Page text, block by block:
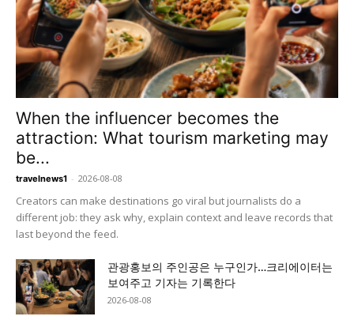
When the influencer becomes the
attraction: What tourism marketing may
be...
travelnews1 - 2026-08-08
Creators can make destinations go viral but journalists do a
different job: they ask why, explain context and leave records that
last beyond the feed.
관광홍보의 주인공은 누구인가…크리에이터는
보여주고 기자는 기록한다
2026-08-08